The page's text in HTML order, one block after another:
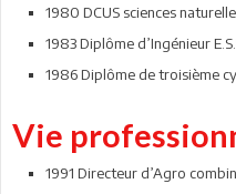
1980 DCUS sciences
1983 Diplôme d’Ingénieur
1986 Diplôme de troisième
Vie
1991 Directeur d’Agro